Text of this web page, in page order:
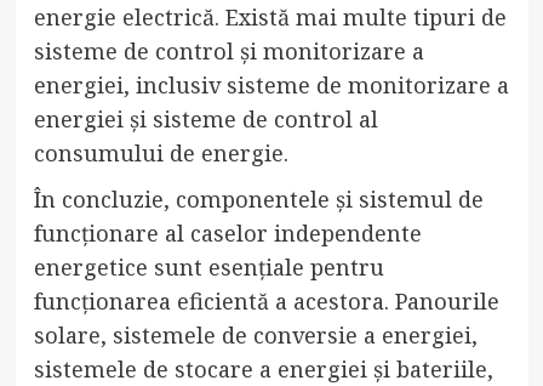
energie electrică. Există mai multe tipuri de
sisteme de control și monitorizare a
energiei, inclusiv sisteme de monitorizare a
energiei și sisteme de control al
consumului de energie.
În concluzie, componentele și sistemul de
funcționare al caselor independente
energetice sunt esențiale pentru
funcționarea eficientă a acestora. Panourile
solare, sistemele de conversie a energiei,
sistemele de stocare a energiei și bateriile,